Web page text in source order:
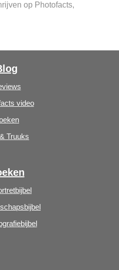
op Photofacts,
video
Truuks